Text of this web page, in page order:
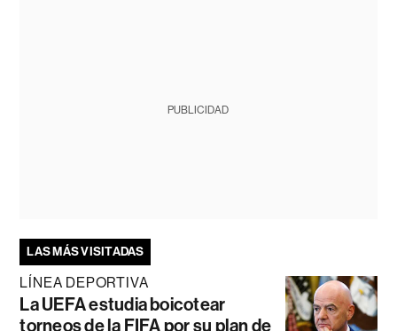
PUBLICIDAD
LAS MÁS VISITADAS
LÍNEA DEPORTIVA
La UEFA estudia boicotear
torneos de la FIFA por su plan de